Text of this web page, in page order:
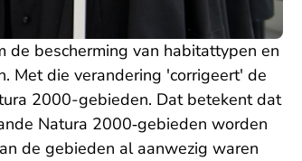
bescherming van habitattypen en
Met die verandering 'corrigeert' de
2000-gebieden. Dat betekent dat
Natura 2000‑gebieden worden
de gebieden al aanwezig waren